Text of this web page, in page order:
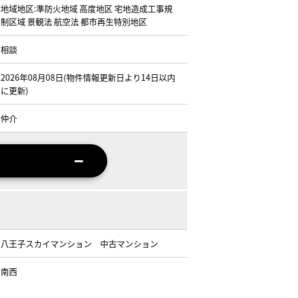
地域地区:準防火地域 高度地区 宅地造成工事規
制区域 景観法 航空法 都市再生特別地区
相談
2026年08月08日(物件情報更新日より14日以内
に更新)
仲介
八王子スカイマンション 中古マンション
南西